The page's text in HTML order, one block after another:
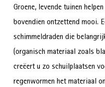
Groene, levende tuinen
bovendien ontzettend mooi.
schimmeldraden die
(organisch materiaal zoals
creëert u zo schuilplaatsen
regenwormen het materiaal